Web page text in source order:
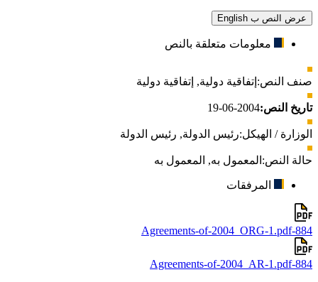
عرض النص ب English
معلومات متعلقة بالنص
صنف النص: إتفاقية دولية, إتفاقية دولية
تاريخ النص:2004-06-19
الوزارة / الهيكل:رئيس الدولة, رئيس الدولة
حالة النص: المعمول به, المعمول به
المرفقات
884-Agreements-of-2004_ORG-1.pdf
884-Agreements-of-2004_AR-1.pdf